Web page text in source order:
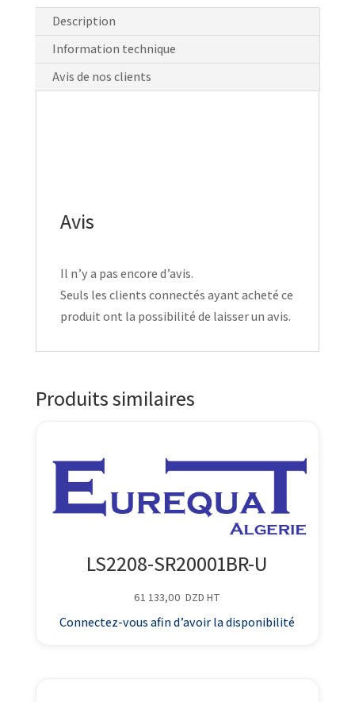
Description
Information technique
Avis de nos clients
Avis
Il n’y a pas encore d’avis.
Seuls les clients connectés ayant acheté ce
produit ont la possibilité de laisser un avis.
Produits similaires
LS2208-SR20001BR-U
61 133,00 DZD HT
Connectez-vous afin d’avoir la disponibilité